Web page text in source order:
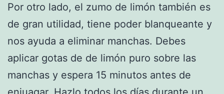
Por otro lado, el zumo de limón también es
de gran utilidad, tiene poder blanqueante y
nos ayuda a eliminar manchas. Debes
aplicar gotas de de limón puro sobre las
manchas y espera 15 minutos antes de